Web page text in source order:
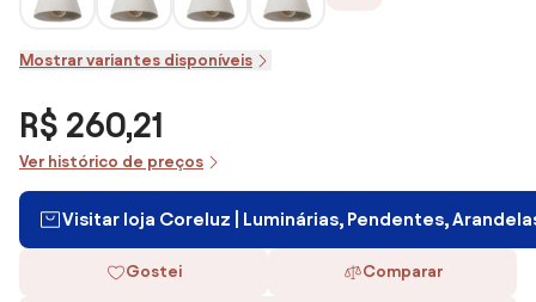
Mostrar variantes disponíveis
R$ 260,21
Ver histórico de preços
Visitar loja Coreluz | Luminárias, Pendentes,
Gostei Comparar